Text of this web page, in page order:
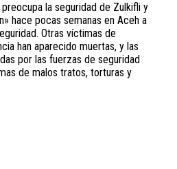
la seguridad de Zulkifli y
hace pocas semanas en Aceh a
Otras víctimas de
han aparecido muertas, y las
por las fuerzas de seguridad
de malos tratos, torturas y